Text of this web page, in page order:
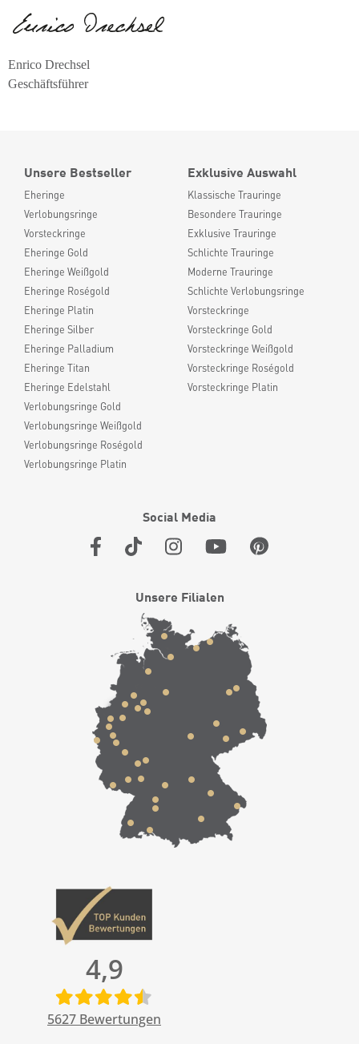
Enrico Drechsel
Geschäftsführer
Unsere Bestseller
Eheringe
Verlobungsringe
Vorsteckringe
Eheringe Gold
Eheringe Weißgold
Eheringe Roségold
Eheringe Platin
Eheringe Silber
Eheringe Palladium
Eheringe Titan
Eheringe Edelstahl
Verlobungsringe Gold
Verlobungsringe Weißgold
Verlobungsringe Roségold
Verlobungsringe Platin
Exklusive Auswahl
Klassische Trauringe
Besondere Trauringe
Exklusive Trauringe
Schlichte Trauringe
Moderne Trauringe
Schlichte Verlobungsringe
Vorsteckringe
Vorsteckringe Gold
Vorsteckringe Weißgold
Vorsteckringe Roségold
Vorsteckringe Platin
Social Media
Unsere Filialen
4,9
5627 Bewertungen